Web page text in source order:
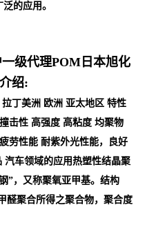
的应用。
级代理POM日本旭化
绍:
丁美洲 欧洲 亚太地区 特性
击性 高强度 高粘度 均聚物
劳性能 耐紫外光性能，良好
汽车领域的应用热塑性结晶聚
”，又称聚氧亚甲基。结构
醛聚合所得之聚合物，聚合度